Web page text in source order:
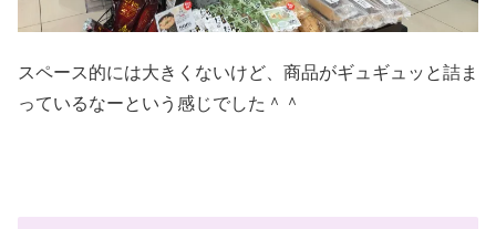
スペース的には大きくないけど、商品がギュギュッと詰ま
っているなーという感じでした＾＾